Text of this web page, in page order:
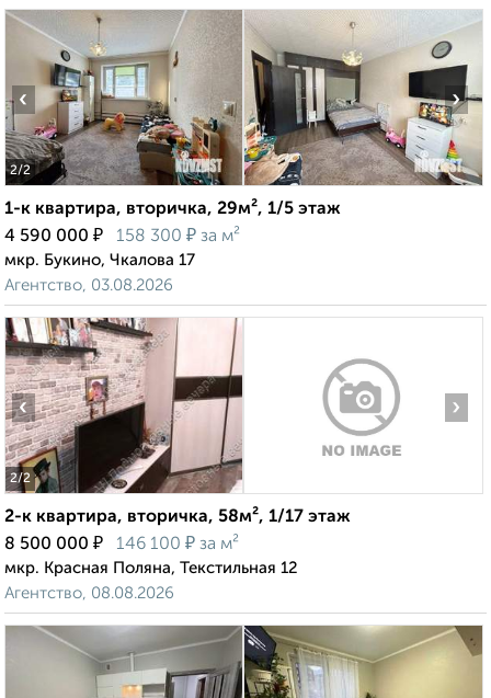
2/2
‹ ›
1-к квартира, вторичка, 29м², 1/5 этаж
4 590 000 ₽ 158 300 ₽ за м²
мкр. Букино, Чкалова 17
Агентство, 03.08.2026
2/2
‹ ›
2-к квартира, вторичка, 58м², 1/17 этаж
8 500 000 ₽ 146 100 ₽ за м²
мкр. Красная Поляна, Текстильная 12
Агентство, 08.08.2026